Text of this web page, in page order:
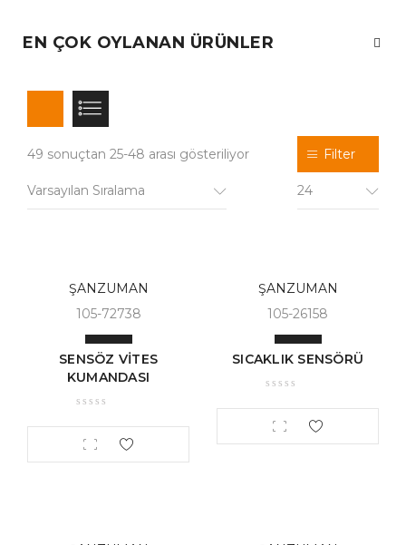
EN ÇOK OYLANAN ÜRÜNLER
49 sonuçtan 25-48 arası gösteriliyor Filter
Varsayılan Sıralama 24
ŞANZUMAN
105-72738
SENSÖZ VİTES
KUMANDASI
ŞANZUMAN
105-26158
SICAKLIK SENSÖRÜ